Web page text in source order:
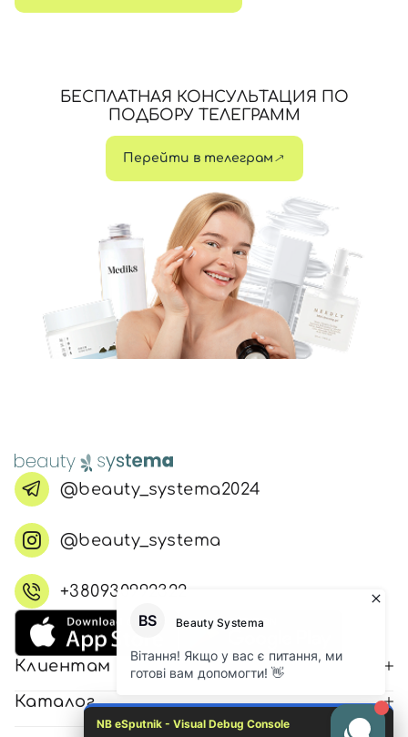
БЕСПЛАТНАЯ КОНСУЛЬТАЦИЯ ПО
ПОДБОРУ ТЕЛЕГРАММ
Перейти в телеграм
@beauty_systema2024
@beauty_systema
+380930992322
Клиентам
Каталог
NB eSputnik - Visual Debug Console